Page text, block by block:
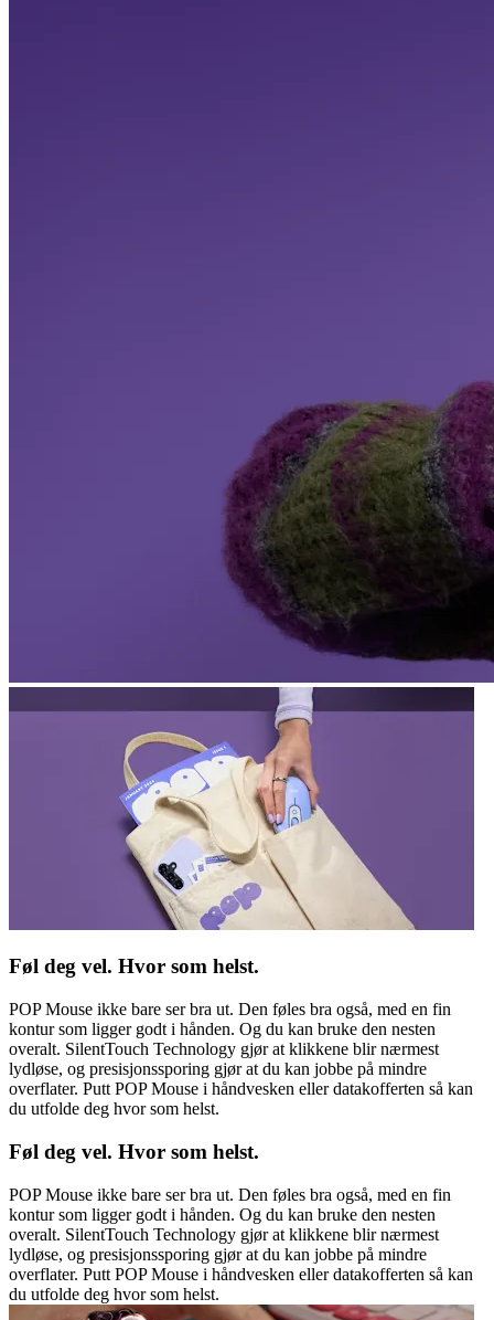
Føl deg vel. Hvor som helst.
POP Mouse ikke bare ser bra ut. Den føles bra også, med en fin
kontur som ligger godt i hånden. Og du kan bruke den nesten
overalt. SilentTouch Technology gjør at klikkene blir nærmest
lydløse, og presisjonssporing gjør at du kan jobbe på mindre
overflater. Putt POP Mouse i håndvesken eller datakofferten så kan
du utfolde deg hvor som helst.
Føl deg vel. Hvor som helst.
POP Mouse ikke bare ser bra ut. Den føles bra også, med en fin
kontur som ligger godt i hånden. Og du kan bruke den nesten
overalt. SilentTouch Technology gjør at klikkene blir nærmest
lydløse, og presisjonssporing gjør at du kan jobbe på mindre
overflater. Putt POP Mouse i håndvesken eller datakofferten så kan
du utfolde deg hvor som helst.